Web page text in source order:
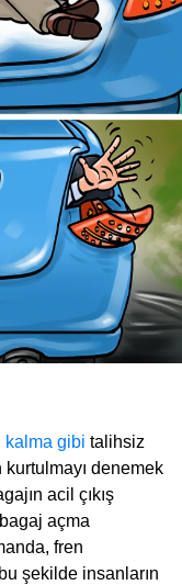
kalma gibi talihsiz
denemek
acil çıkış
açma
fren
şekilde insanların